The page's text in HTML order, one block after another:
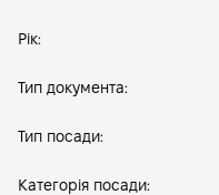
Рік:
Тип документа:
Тип посади:
Категорія посади: